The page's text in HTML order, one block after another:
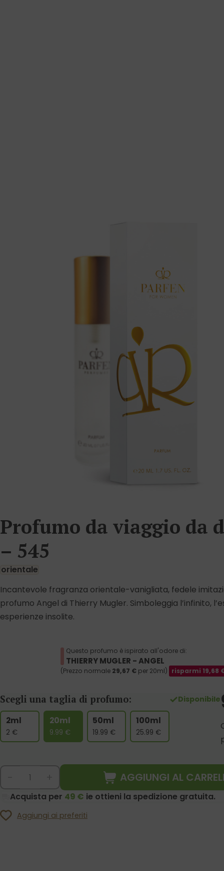
Profumo da viaggio da
– 545
orientale
Incantevole fragranza orientale-vanigliata, fedele
profumo Angel di Thierry Mugler. Simboleggia l’infinito,
esperienze insolite.
Questo profumo è ispirato all'odore di:
THIERRY MUGLER - ANGEL
(Prezzo normale 29,67 €per 20ml) risparmi 19,68
Scegli una taglia di profumo:
2ml
2 €
20ml
9.99 €
50ml
19.99 €
100ml
25.99 €
Disponibile
AGGIUNGI AL
Acquista per 49 € ie ottieni la spedizione gratuita.
Aggiungi ai preferiti